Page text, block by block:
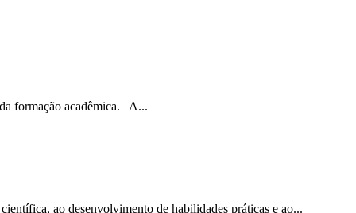
formação acadêmica. A...
ao desenvolvimento de habilidades práticas e ao...